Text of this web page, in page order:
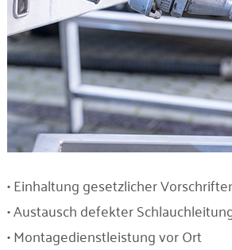
• Einhaltung gesetzlicher
• Austausch defekter
• Montagedienstleistung vor Ort